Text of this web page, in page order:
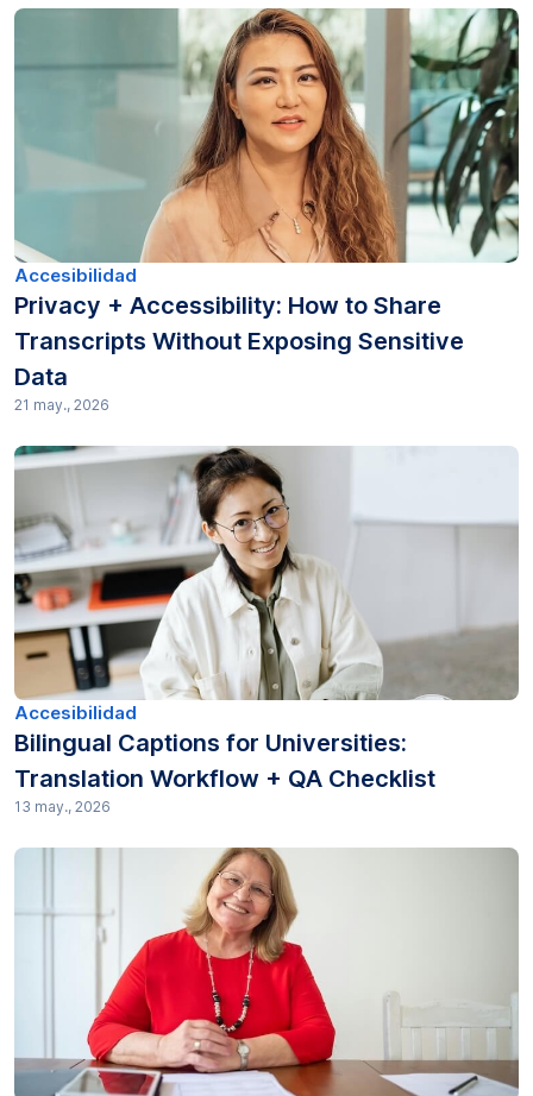
Accesibilidad
Privacy + Accessibility: How to Share
Transcripts Without Exposing Sensitive
Data
21 may., 2026
Accesibilidad
Bilingual Captions for Universities:
Translation Workflow + QA Checklist
13 may., 2026